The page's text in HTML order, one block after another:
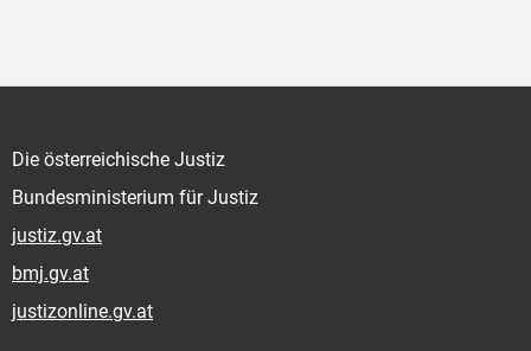
Die österreichische Justiz
Bundesministerium für Justiz
justiz.gv.at
bmj.gv.at
justizonline.gv.at